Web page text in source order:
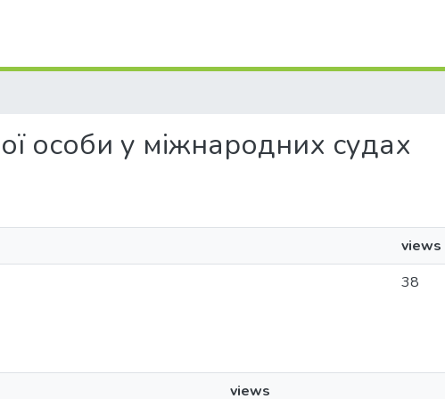
особи у міжнародних судах
views
38
views